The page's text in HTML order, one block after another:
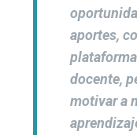
aportes,
docente,
motivar a